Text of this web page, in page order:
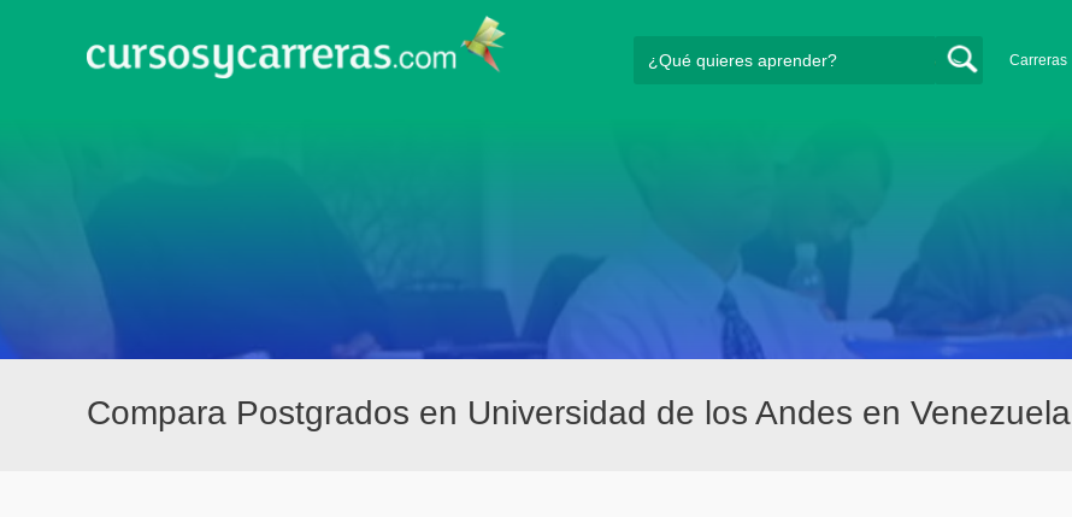
Carreras
Compara Postgrados en Universidad de los Andes en Venezuela